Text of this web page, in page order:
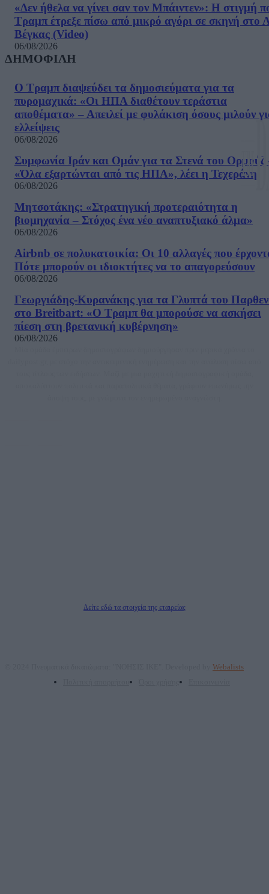
«Δεν ήθελα να γίνει σαν τον Μπάιντεν»: Η στιγμή
Τραμπ έτρεξε πίσω από μικρό αγόρι σε σκηνή στο
Βέγκας (Video)
06/08/2026
ΔΗΜΟΦΙΛΗ
Ο Τραμπ διαψεύδει τα δημοσιεύματα για τα
πυρομαχικά: «Οι ΗΠΑ διαθέτουν τεράστια
αποθέματα» – Απειλεί με φυλάκιση όσους μιλούν
ελλείψεις
06/08/2026
Συμφωνία Ιράν και Ομάν για τα Στενά του Ορμούζ
«Όλα εξαρτώνται από τις ΗΠΑ», λέει η Τεχεράνη
06/08/2026
Μητσοτάκης: «Στρατηγική προτεραιότητα η
βιομηχανία – Στόχος ένα νέο αναπτυξιακό άλμα»
06/08/2026
Airbnb σε πολυκατοικία: Οι 10 αλλαγές που
Πότε μπορούν οι ιδιοκτήτες να το απαγορεύσουν
06/08/2026
Γεωργιάδης-Κυρανάκης για τα Γλυπτά του
στο Breitbart: «Ο Τραμπ θα μπορούσε να ασκήσει
πίεση στη βρετανική κυβέρνηση»
06/08/2026
Δείτε εδώ τα στοιχεία της εταιρείας
Webalists